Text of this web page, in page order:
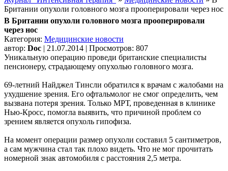
Британии опухоли головного мозга прооперировали через нос
В Британии опухоли головного мозга прооперировали
через нос
Категория: Медицинские новости
автор: Doc | 21.07.2014 | Просмотров: 807
Уникальную операцию проведи британские специалисты
пенсионеру, страдающему опухолью головного мозга.
69-летний Найджел Тинсли обратился к врачам с жалобами на
ухудшение зрения. Его офтальмолог не смог определить, чем
вызвана потеря зрения. Только МРТ, проведенная в клинике
Нью-Кросс, помогла выявить, что причиной проблем со
зрением является опухоль гипофиза.
На момент операции размер опухоли составил 5 сантиметров,
а сам мужчина стал так плохо видеть. Что не мог прочитать
номерной знак автомобиля с расстояния 2,5 метра.